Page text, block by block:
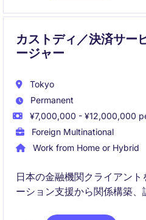
カストディ／決済サー
ージャー
Tokyo
Permanent
¥7,000,000 - ¥12,000,000
Foreign Multinational
Work from Home or Hybrid
日本の金融機関クライアン
ーション支援から関係構築